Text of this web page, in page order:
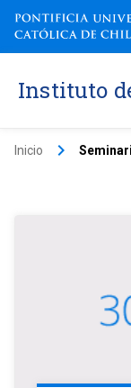
Instituto
Inicio keyboard_arrow_right